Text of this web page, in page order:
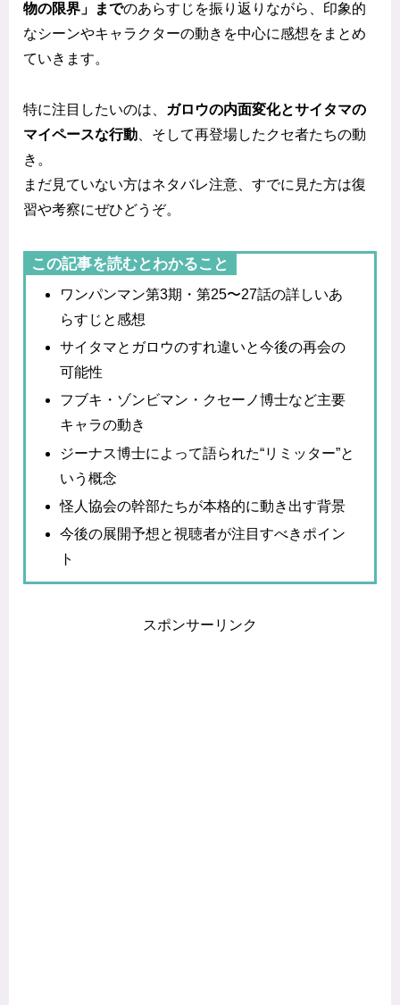
物の限界」までのあらすじを振り返りながら、印象的
なシーンやキャラクターの動きを中心に感想をまとめ
ていきます。
特に注目したいのは、
ガロウの内面変化とサイタマの
マイペースな行動 、そして再登場したクセ者たちの動
き。
まだ見ていない方はネタバレ注意、すでに見た方は復
習や考察にぜひどうぞ。
この記事を読むとわかること
ワンパンマン第3期・第25〜27話の詳しいあ
らすじと感想
サイタマとガロウのすれ違いと今後の再会の
可能性
フブキ・ゾンビマン・クセーノ博士など主要
キャラの動き
ジーナス博士によって語られた“リミッター”と
いう概念
怪人協会の幹部たちが本格的に動き出す背景
今後の展開予想と視聴者が注目すべきポイン
ト
スポンサーリンク